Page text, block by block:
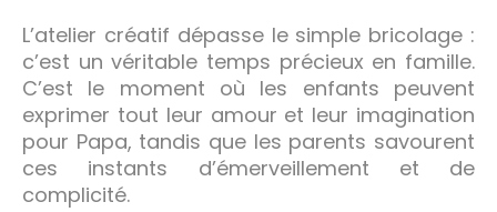
L’atelier créatif dépasse le simple bricolage :
c’est un véritable temps précieux en famille.
C’est le moment où les enfants peuvent
exprimer tout leur amour et leur imagination
pour Papa, tandis que les parents savourent
ces instants d’émerveillement et de
complicité.